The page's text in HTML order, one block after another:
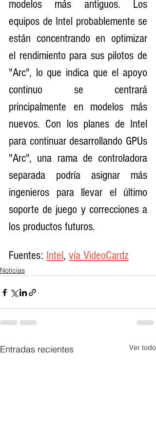
modelos más antiguos. Los
equipos de Intel probablemente se
están concentrando en optimizar
el rendimiento para sus pilotos de
"Arc", lo que indica que el apoyo
continuo se centrará
principalmente en modelos más
nuevos. Con los planes de Intel
para continuar desarrollando GPUs
"Arc", una rama de controladora
separada podría asignar más
ingenieros para llevar el último
soporte de juego y correcciones a
los productos futuros.
Fuentes: Intel, vía VideoCardz
Noticias
Entradas recientes Ver todo